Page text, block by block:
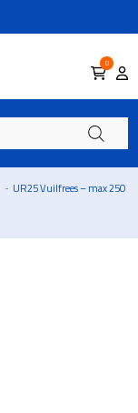
0
- UR25 Vuilfrees – max 250